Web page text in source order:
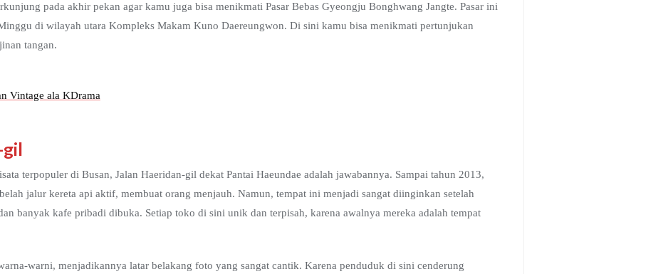
pada akhir pekan agar kamu juga bisa menikmati Pasar Bebas Gyeongju Bonghwang Jangte. Pasar ini
di wilayah utara Kompleks Makam Kuno Daereungwon. Di sini kamu bisa menikmati pertunjukan
tangan.
Vintage ala KDrama
gil
terpopuler di Busan, Jalan Haeridan-gil dekat Pantai Haeundae adalah jawabannya. Sampai tahun 2013,
jalur kereta api aktif, membuat orang menjauh. Namun, tempat ini menjadi sangat diinginkan setelah
banyak kafe pribadi dibuka. Setiap toko di sini unik dan terpisah, karena awalnya mereka adalah tempat
warni, menjadikannya latar belakang foto yang sangat cantik. Karena penduduk di sini cenderung